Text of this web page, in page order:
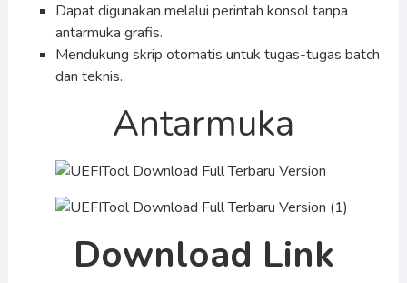
Dapat digunakan melalui perintah konsol tanpa
antarmuka grafis.
Mendukung skrip otomatis untuk tugas-tugas batch
dan teknis.
Antarmuka
Download Link